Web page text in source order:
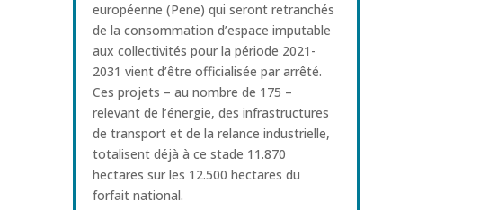
européenne (Pene) qui seront retranchés
de la consommation d’espace imputable
aux collectivités pour la période 2021-
2031 vient d’être officialisée par arrêté.
Ces projets – au nombre de 175 –
relevant de l’énergie, des infrastructures
de transport et de la relance industrielle,
totalisent déjà à ce stade 11.870
hectares sur les 12.500 hectares du
forfait national.